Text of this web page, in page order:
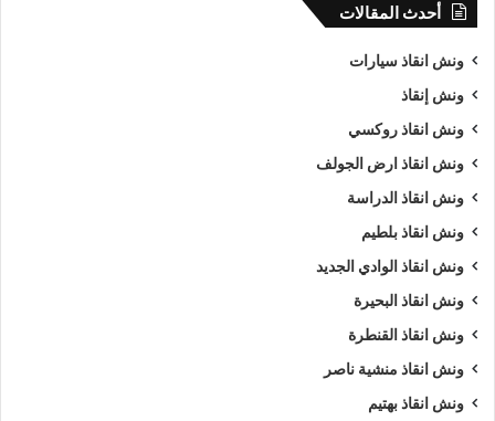
أحدث المقالات
ونش انقاذ سيارات
ونش إنقاذ
ونش انقاذ روكسي
ونش انقاذ ارض الجولف
ونش انقاذ الدراسة
ونش انقاذ بلطيم
ونش انقاذ الوادي الجديد
ونش انقاذ البحيرة
ونش انقاذ القنطرة
ونش انقاذ منشية ناصر
ونش انقاذ بهتيم